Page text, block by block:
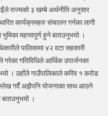
राज्यको ३ खम्बे अर्थनीति अनुसार
कार्यक्रमहरु संचालन गर्नका लागी
महत्त्वपूर्ण हुने बताउनुभयो ।
पालिकामा ४२ वटा सहकारी
गतिविधिले आर्थिक उपार्जनका
। उहाँले गाउँपालिकाले करिव १ करोड
गर्दै अझैपनि योजनाका साथ आउने
बताउनुभयो ।